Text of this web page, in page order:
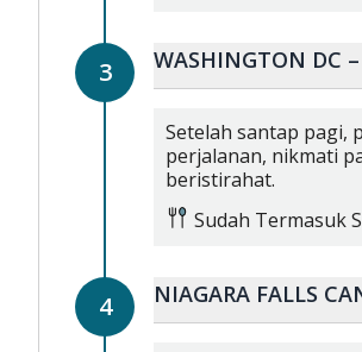
3 WASHINGTON DC
Setelah santap pagi,
perjalanan, nikmati
beristirahat.
Sudah Termasuk
4 NIAGARA FALLS